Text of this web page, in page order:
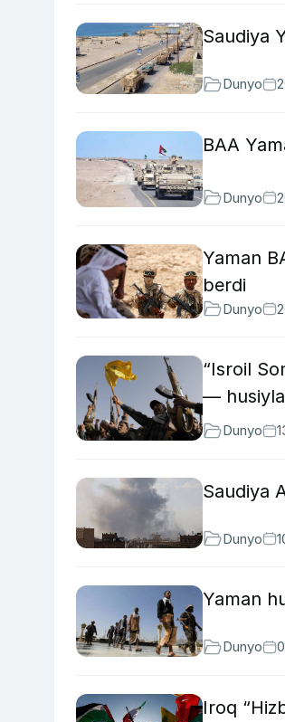
Saudiya
Dunyo
BAA
Dunyo
Yaman
berdi
Dunyo
“Isroil
—
Dunyo
Saudiya
Dunyo
Yaman
Dunyo
Iroq